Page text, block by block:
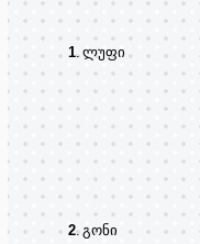
1.ლუფი
2.გონი